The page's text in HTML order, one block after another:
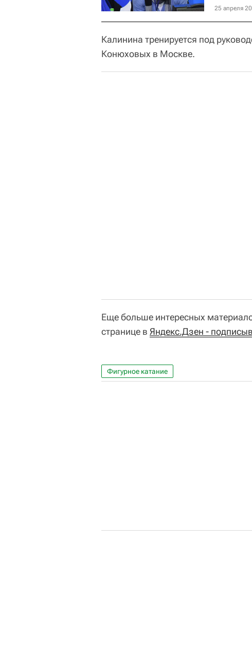
25 апреля
Калинина тренируется под
Конюховых в Москве.
Еще больше интересных
странице в Яндекс.Дзен -
Фигурное катание